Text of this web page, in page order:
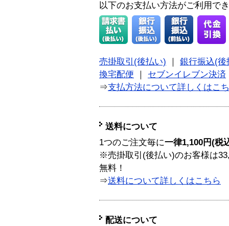
以下のお支払い方法がご利用で
売掛取引(後払い)
銀行振込(後
換宅配便
セブンイレブン決済
⇒支払方法について詳しくはこ
送料について
1つのご注文毎に一律1,100円(税
※売掛取引(後払い)のお客様は
無料！
⇒送料について詳しくはこちら
配送について